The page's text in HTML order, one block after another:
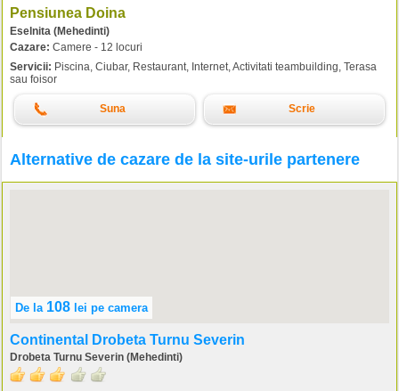
Pensiunea Doina
Eselnita (Mehedinti)
Cazare: Camere - 12 locuri
Servicii: Piscina, Ciubar, Restaurant, Internet, Activitati teambuilding, Terasa
sau foisor
Suna Scrie
Alternative de cazare de la site-urile partenere
De la 108 lei pe camera
Continental Drobeta Turnu Severin
Drobeta Turnu Severin (Mehedinti)